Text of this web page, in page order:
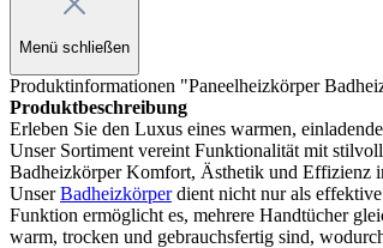
Menü schließen
Produktinformationen "Paneelheizkörper
Produktbeschreibung
Erleben Sie den Luxus eines warmen,
Unser Sortiment vereint Funktionalität mit
Badheizkörper Komfort, Ästhetik und Effizienz
UnserBadheizkörperdient nicht nur als
Funktion ermöglicht es, mehrere Handtücher
warm, trocken und gebrauchsfertig sind,